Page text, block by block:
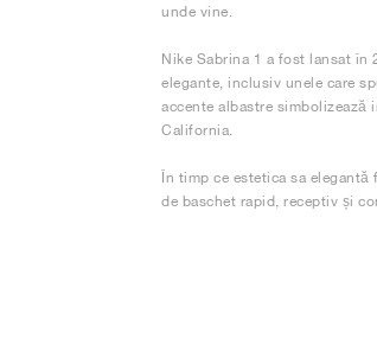
unde vine.
Nike Sabrina 1 a fost lansat în
elegante, inclusiv unele care
accente albastre simbolizează
California.
În timp ce estetica sa
de baschet rapid, receptiv și